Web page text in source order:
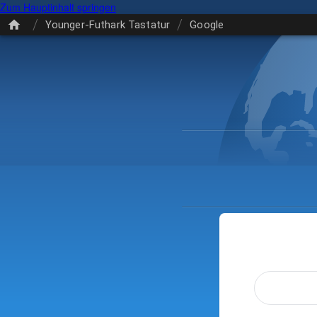
Zum Hauptinhalt springen
/ Younger-Futhark Tastatur / Google